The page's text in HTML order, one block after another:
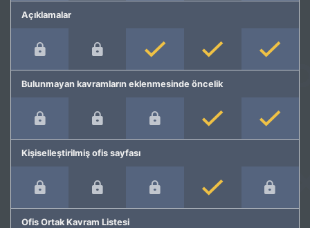
Açıklamalar
Bulunmayan kavramların eklenmesinde öncelik
Kişiselleştirilmiş ofis sayfası
Ofis Ortak Kavram Listesi